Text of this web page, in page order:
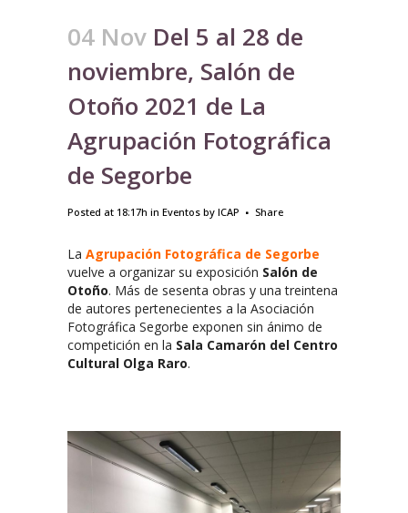
04 Nov Del 5 al 28 de
noviembre, Salón de
Otoño 2021 de La
Agrupación Fotográfica
de Segorbe
Posted at 18:17h in Eventos by ICAP Share
La Agrupación Fotográfica de Segorbe
vuelve a organizar su exposición Salón de
Otoño. Más de sesenta obras y una treintena
de autores pertenecientes a la Asociación
Fotográfica Segorbe exponen sin ánimo de
competición en la Sala Camarón del Centro
Cultural Olga Raro.